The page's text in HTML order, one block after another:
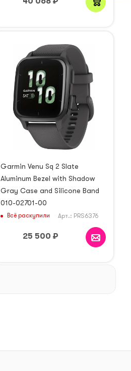
Garmin Venu Sq 2 Slate
Aluminum Bezel with Shadow
Gray Case and Silicone Band
010-02701-00
Всё раскупили Арт.: PRS6376
25 500 ₽